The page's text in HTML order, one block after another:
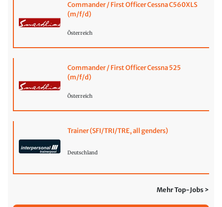
Commander / First Officer Cessna C560XLS
(m/f/d)
Österreich
Commander / First Officer Cessna 525
(m/f/d)
Österreich
Trainer (SFI/TRI/TRE, all genders)
Deutschland
Mehr Top-Jobs >